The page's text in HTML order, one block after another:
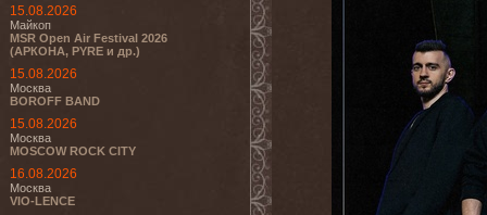
15.08.2026
Майкоп
MSR Open Air Festival 2026
(АРКОНА, PYRE и др.)
15.08.2026
Москва
BOROFF BAND
15.08.2026
Москва
MOSCOW ROCK CITY
16.08.2026
Москва
VIO-LENCE